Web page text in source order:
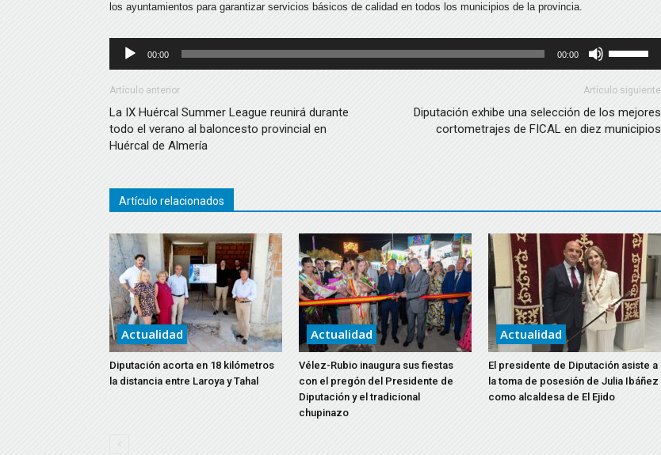
los ayuntamientos para garantizar servicios básicos de calidad en todos los municipios de la provincia.
Reproductor
de
audio
00:00 00:00
las
teclas
de
flecha
o
disminuir
volumen.
Artículo anterior
La IX Huércal Summer League reunirá durante
todo el verano al baloncesto provincial en
Huércal de Almería
Artículo siguiente
Diputación exhibe una selección de los mejores
cortometrajes de FICAL en diez municipios
Artículo relacionados
Actualidad
Diputación acorta en 18 kilómetros
la distancia entre Laroya y Tahal
Actualidad
Vélez-Rubio inaugura sus fiestas
con el pregón del Presidente de
Diputación y el tradicional
chupinazo
Actualidad
El presidente de Diputación asiste a
la toma de posesión de Julia Ibáñez
como alcaldesa de El Ejido